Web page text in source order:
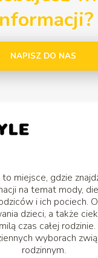
NAPISZ DO NAS
miejsce, gdzie
na temat mody,
i ich pociech.
dzieci, a także
czas całej
wyborach
rodzinnym.